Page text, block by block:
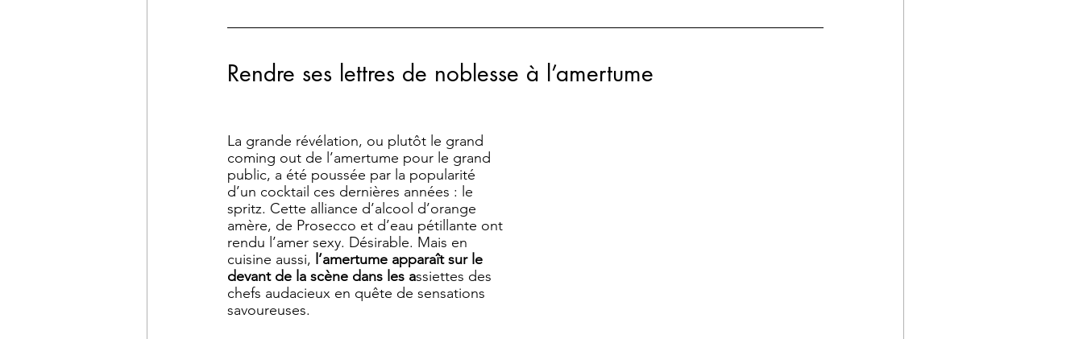
Rendre ses lettres de noblesse à l’amertume
La grande révélation, ou plutôt le grand
coming out de l’amertume pour le grand
public, a été poussée par la popularité
d’un cocktail ces dernières années : le
spritz. Cette alliance d’alcool d’orange
amère, de Prosecco et d’eau pétillante ont
rendu l’amer sexy. Désirable. Mais en
cuisine aussi, l’amertume apparaît sur le
devant de la scène dans les assiettes des
chefs audacieux en quête de sensations
savoureuses.